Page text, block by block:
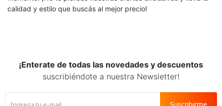
calidad y estilo que buscás al mejor precio!
¡Enterate de todas las novedades y descuentos
suscribiéndote a nuestra Newsletter!